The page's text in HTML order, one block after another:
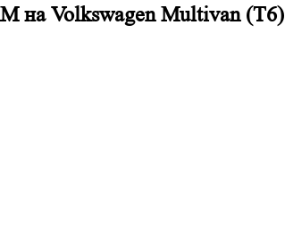
Volkswagen Multivan (T6)